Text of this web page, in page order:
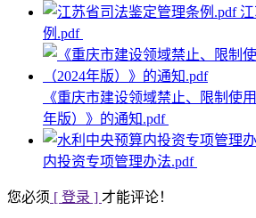
例.pdf
《重庆市建设领域禁止、限制使
年版）》的通知.pdf
内投资专项管理办法.pdf
您必须 [ 登录 ] 才能评论！